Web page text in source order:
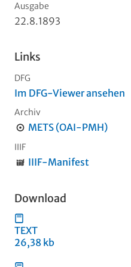
Ausgabe
22.8.1893
Links
DFG
Im DFG-Viewer ansehen
Archiv
METS (OAI-PMH)
IIIF
IIIF-Manifest
Download
TEXT
26,38 kb